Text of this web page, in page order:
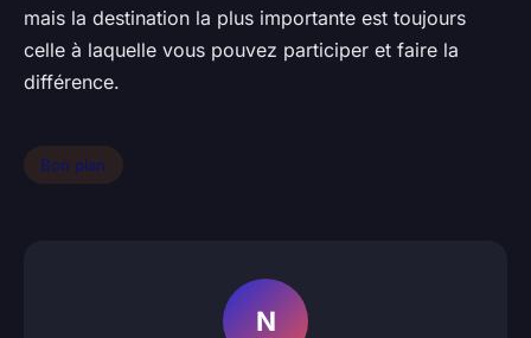
mais la destination la plus importante est toujours
celle à laquelle vous pouvez participer et faire la
différence.
Bon plan
N